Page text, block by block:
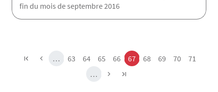
fin du mois de septembre 2016
… Page
63 Page
64 Page
65 Page
66 Page
67 Page
68 Page
69 Page
70 Page
71
…